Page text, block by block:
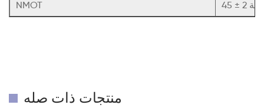
NMOT
منتجات ذات صله